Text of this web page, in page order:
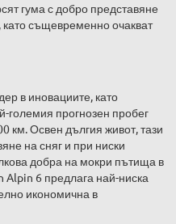
гума с добро представяне
като същевременно очакват
в иновациите, като
големия прогнозен пробег
км. Освен дългия живот, тази
на сняг и при ниски
добра на мокри пътища в
6 предлага най-ниска
икономична в